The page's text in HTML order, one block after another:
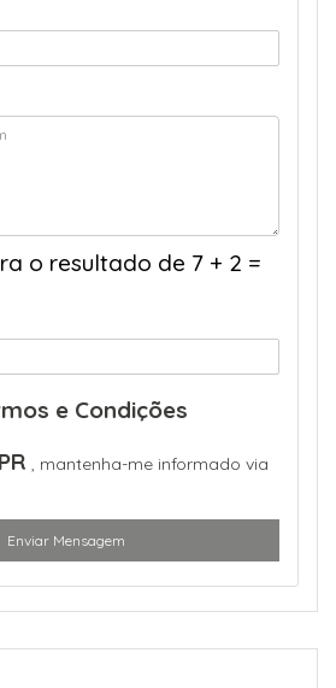
o resultado de 7 + 2 =
e Condições
, mantenha-me informado via
Enviar Mensagem